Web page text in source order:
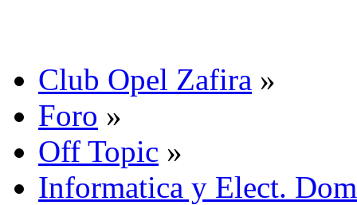
Club Opel Zafira »
Foro »
Off Topic »
Informatica y Elect.